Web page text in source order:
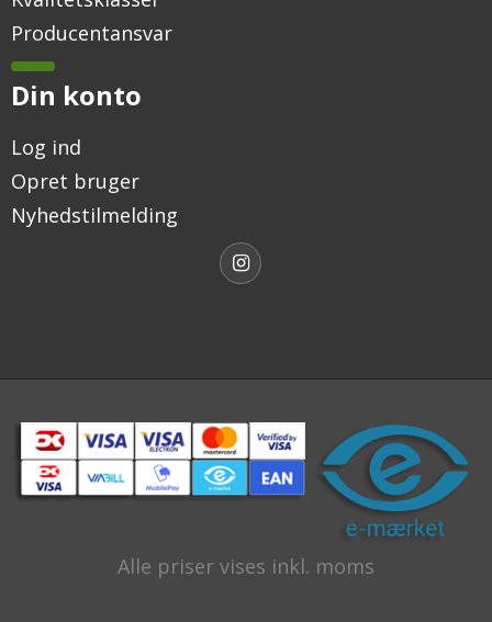
Producentansvar
Din konto
Log ind
Opret bruger
Nyhedstilmelding
Alle priser vises inkl. moms